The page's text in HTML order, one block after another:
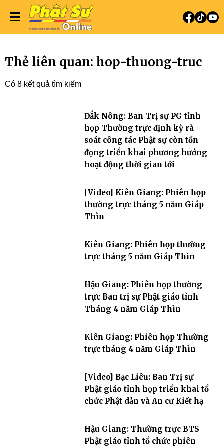
Thẻ liên quan: hop-thuong-truc
Có 8 kết quả tìm kiếm
Đắk Nông: Ban Trị sự PG tỉnh
họp Thường trực định kỳ rà
soát công tác Phật sự còn tồn
đọng triển khai phương hướng
hoạt động thời gian tới
[Video] Kiên Giang: Phiên họp
thường trực tháng 5 năm Giáp
Thìn
Kiên Giang: Phiên họp thường
trực tháng 5 năm Giáp Thìn
Hậu Giang: Phiên họp thường
trực Ban trị sự Phật giáo tỉnh
Tháng 4 năm Giáp Thìn
Kiên Giang: Phiên họp Thường
trực tháng 4 năm Giáp Thìn
[Video] Bạc Liêu: Ban Trị sự
Phật giáo tỉnh họp triển khai tổ
chức Phật dản và An cư Kiết hạ
Hậu Giang: Thường trực BTS
Phật giáo tỉnh tổ chức phiên